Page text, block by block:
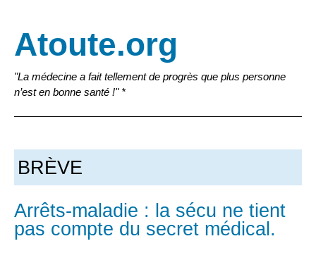
Atoute.org
"La médecine a fait tellement de progrès que plus personne
n’est en bonne santé !" *
BRÈVE
Arrêts-maladie : la sécu ne tient
pas compte du secret médical.